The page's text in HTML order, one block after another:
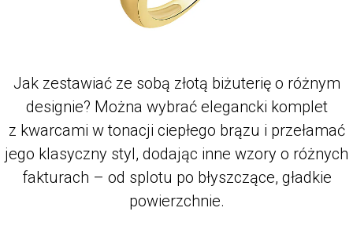
Jak zestawiać ze sobą złotą biżuterię o różnym
designie? Można wybrać elegancki komplet
z kwarcami w tonacji ciepłego brązu i przełamać
jego klasyczny styl, dodając inne wzory o różnych
fakturach – od splotu po błyszczące, gładkie
powierzchnie.